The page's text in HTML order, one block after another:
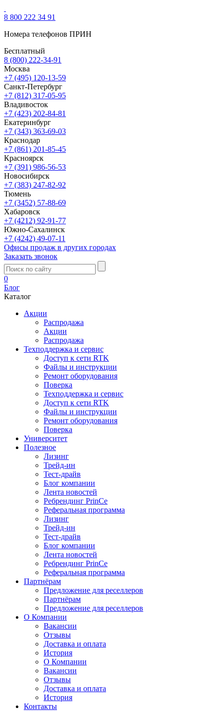
8 800 222 34 91
Номера телефонов ПРИН
Бесплатный
8 (800) 222-34-91
Москва
+7 (495) 120-13-59
Санкт-Петербург
+7 (812) 317-05-95
Владивосток
+7 (423) 202-84-81
Екатеринбург
+7 (343) 363-69-03
Краснодар
+7 (861) 201-85-45
Красноярск
+7 (391) 986-56-53
Новосибирск
+7 (383) 247-82-92
Тюмень
+7 (3452) 57-88-69
Хабаровск
+7 (4212) 92-91-77
Южно-Сахалинск
+7 (4242) 49-07-11
Офисы продаж в других городах
Заказать звонок
0
Блог
Каталог
Акции
Распродажа
Акции
Распродажа
Техподдержка и сервис
Доступ к сети RTK
Файлы и инструкции
Ремонт оборудования
Поверка
Техподдержка и сервис
Доступ к сети RTK
Файлы и инструкции
Ремонт оборудования
Поверка
Университет
Полезное
Лизинг
Трейд-ин
Тест-драйв
Блог компании
Лента новостей
Ребрендинг PrinCe
Реферальная программа
Лизинг
Трейд-ин
Тест-драйв
Блог компании
Лента новостей
Ребрендинг PrinCe
Реферальная программа
Партнёрам
Предложение для реселлеров
Партнёрам
Предложение для реселлеров
О Компании
Вакансии
Отзывы
Доставка и оплата
История
О Компании
Вакансии
Отзывы
Доставка и оплата
История
Контакты